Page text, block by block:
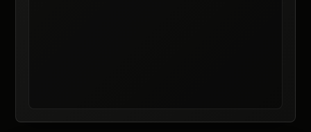
レート提供: TradingView / 表示は遅延する場合があります